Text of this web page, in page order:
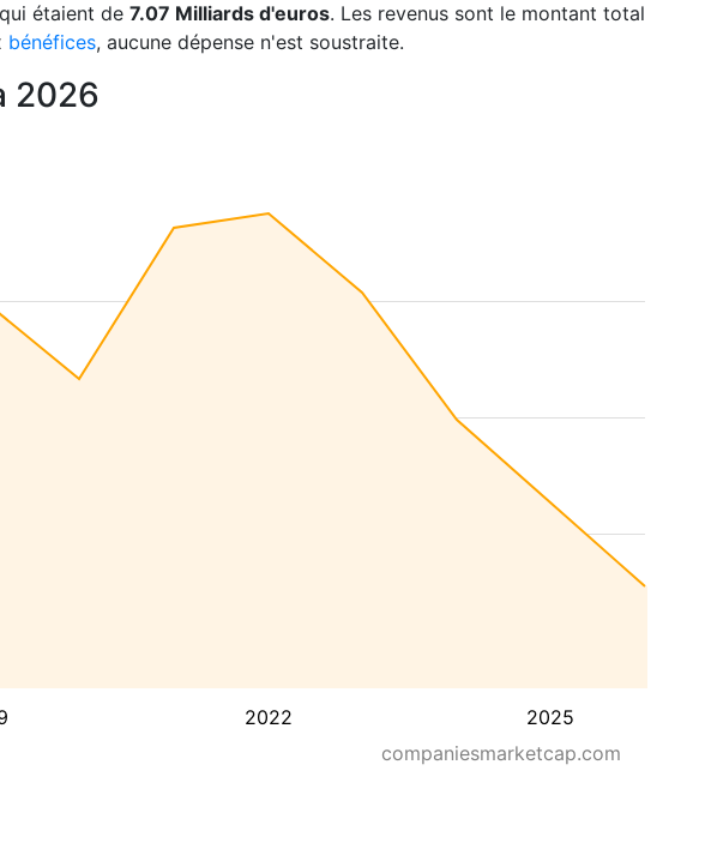
étaient de 7.07 Milliards d'euros. Les revenus sont le montant total
bénéfices, aucune dépense n'est soustraite.
2026
2022 2025
companiesmarketcap.com